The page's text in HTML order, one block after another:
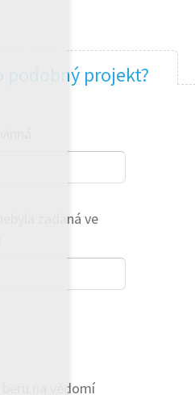
podobný projekt?
zadaná ve
beru na vědomí